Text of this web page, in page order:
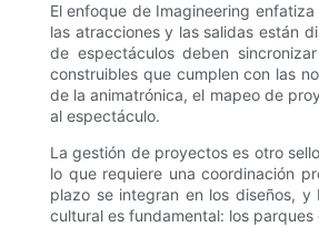
El enfoque de Imagineering
las atracciones y las salidas están
de espectáculos deben
construibles que cumplen con las
de la animatrónica, el mapeo de
al espectáculo.
La gestión de proyectos es otro
lo que requiere una coordinación
plazo se integran en los diseños,
cultural es fundamental: los